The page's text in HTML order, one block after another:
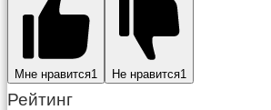
Мне нравится1 Не нравится1
Рейтинг